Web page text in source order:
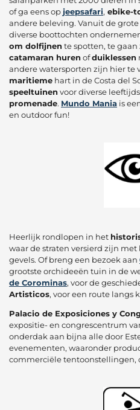
of ga eens opjeepsafari, ebike-
andere beleving. Vanuit de grote
diverse boottochten
om dolfijnen te spotten, te gaan
catamaran huren ofduiklessen
andere watersporten zijn hier te
maritieme hart in de Costa del
speeltuinen voor diverse
promenade. Mundo Mania is
en outdoor fun!
Heerlijk rondlopen in het
waar de straten versierd zijn
gevels. Of breng een bezoek aan
grootste orchideeën tuin in de
de Corominas, voor de
Artisticos, voor een route langs
Palacio de Exposiciones y
expositie- en congrescentrum
onderdak aan bijna alle door
evenementen, waaronder
commerciële tentoonstellingen,